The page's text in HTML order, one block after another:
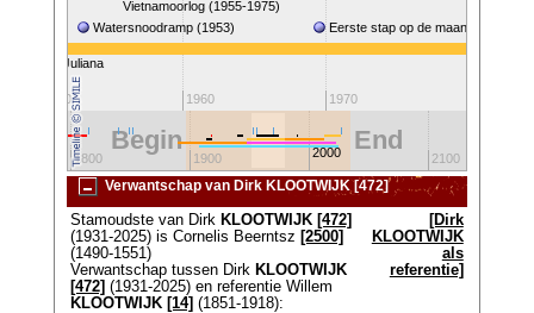
1950 1960 1970
Eerste stap op de maan (1969)
Vietnamoorlog (1955-1975)
Watersnoodramp (1953)
Koningin Juliana
1800 1900 2000 2100
Begin End
Verwantschap van Dirk KLOOTWIJK [472]
Stamoudste van Dirk KLOOTWIJK [472]
(1931-2025) is Cornelis Beerntsz [2500]
(1490-1551)
Verwantschap tussen Dirk KLOOTWIJK
[472] (1931-2025) en referentie Willem
KLOOTWIJK [14] (1851-1918):
[Dirk
KLOOTWIJK
als
referentie]